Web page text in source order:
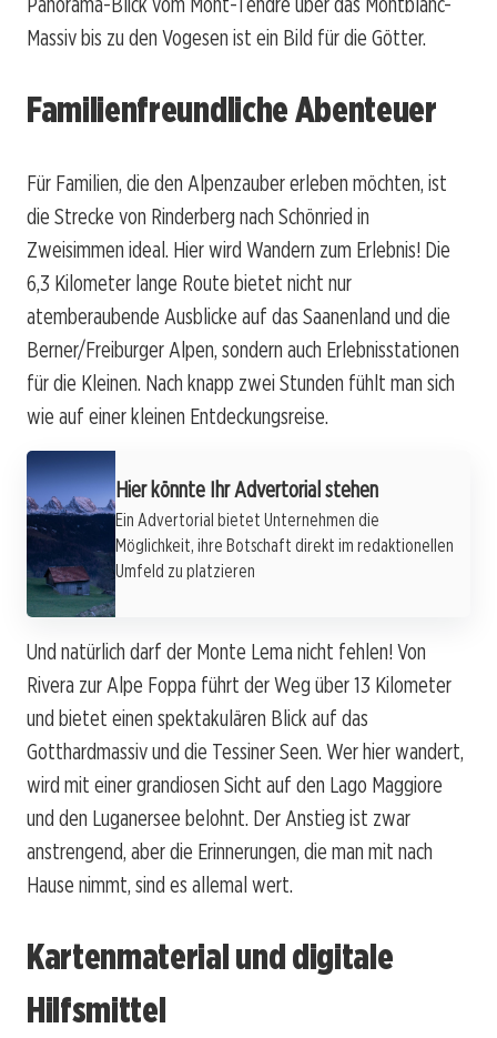
Massiv bis zu den Vogesen ist ein Bild für die Götter.
Familienfreundliche Abenteuer
Für Familien, die den Alpenzauber erleben möchten, ist
die Strecke von Rinderberg nach Schönried in
Zweisimmen ideal. Hier wird Wandern zum Erlebnis! Die
6,3 Kilometer lange Route bietet nicht nur
atemberaubende Ausblicke auf das Saanenland und die
Berner/Freiburger Alpen, sondern auch Erlebnisstationen
für die Kleinen. Nach knapp zwei Stunden fühlt man sich
wie auf einer kleinen Entdeckungsreise.
Hier könnte Ihr Advertorial stehen
Ein Advertorial bietet Unternehmen die
Möglichkeit, ihre Botschaft direkt im redaktionellen
Umfeld zu platzieren
Und natürlich darf der Monte Lema nicht fehlen! Von
Rivera zur Alpe Foppa führt der Weg über 13 Kilometer
und bietet einen spektakulären Blick auf das
Gotthardmassiv und die Tessiner Seen. Wer hier wandert,
wird mit einer grandiosen Sicht auf den Lago Maggiore
und den Luganersee belohnt. Der Anstieg ist zwar
anstrengend, aber die Erinnerungen, die man mit nach
Hause nimmt, sind es allemal wert.
Kartenmaterial und digitale
Hilfsmittel